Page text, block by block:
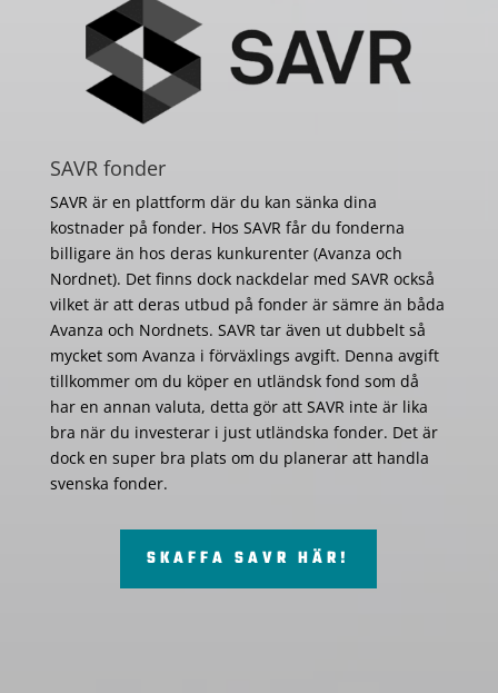
SAVR fonder
SAVR är en plattform där du kan sänka dina
kostnader på fonder. Hos SAVR får du fonderna
billigare än hos deras kunkurenter (Avanza och
Nordnet). Det finns dock nackdelar med SAVR också
vilket är att deras utbud på fonder är sämre än båda
Avanza och Nordnets. SAVR tar även ut dubbelt så
mycket som Avanza i förväxlings avgift. Denna avgift
tillkommer om du köper en utländsk fond som då
har en annan valuta, detta gör att SAVR inte är lika
bra när du investerar i just utländska fonder. Det är
dock en super bra plats om du planerar att handla
svenska fonder.
SKAFFA SAVR HÄR!